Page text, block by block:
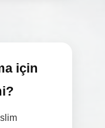
için